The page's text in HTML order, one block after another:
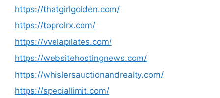
https://thatgirlgolden.com/
https://toprolrx.com/
https://vvelapilates.com/
https://websitehostingnews.com/
https://whislersauctionandrealty.com/
https://speciallimit.com/